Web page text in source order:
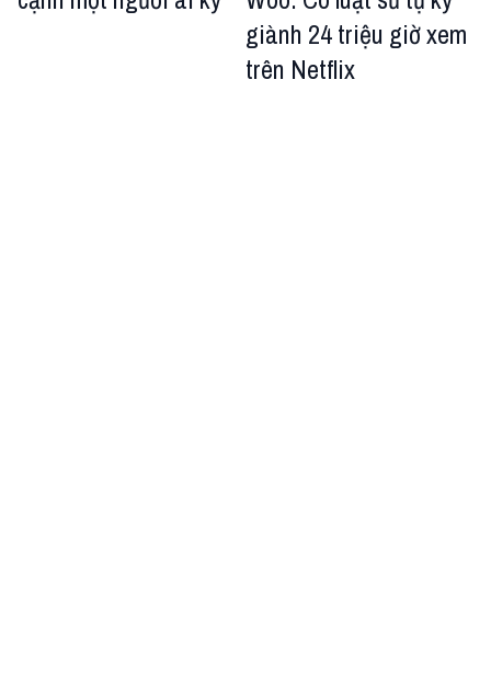
giành 24 triệu giờ xem
trên Netflix